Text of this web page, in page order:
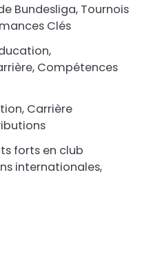
Bundesliga, Tournois
Clés
Compétences
Carrière
forts en club
internationales,